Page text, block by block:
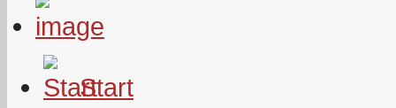
Start